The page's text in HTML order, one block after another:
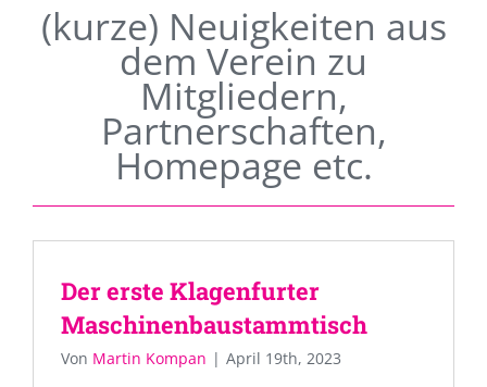
(kurze) Neuigkeiten aus
dem Verein zu
Mitgliedern,
Partnerschaften,
Homepage etc.
Der erste Klagenfurter
Maschinenbaustammtisch
Von Martin Kompan | April 19th, 2023